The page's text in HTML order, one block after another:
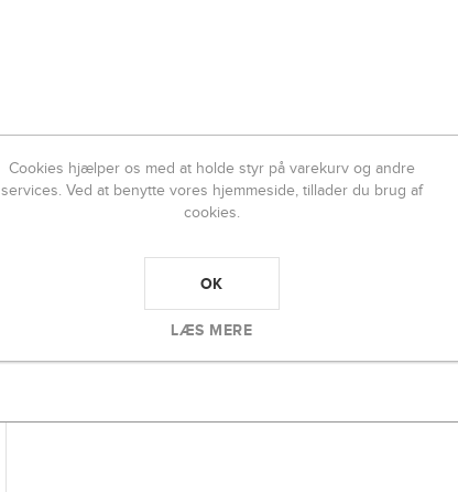
Cookies hjælper os med at holde styr på varekurv og andre
services. Ved at benytte vores hjemmeside, tillader du brug af
cookies.
OK
LÆS MERE